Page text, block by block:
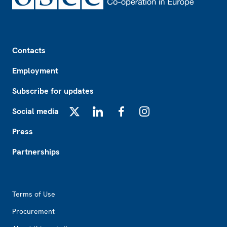
Contacts
Employment
Subscribe for updates
Social media
Press
Partnerships
Terms of Use
Procurement